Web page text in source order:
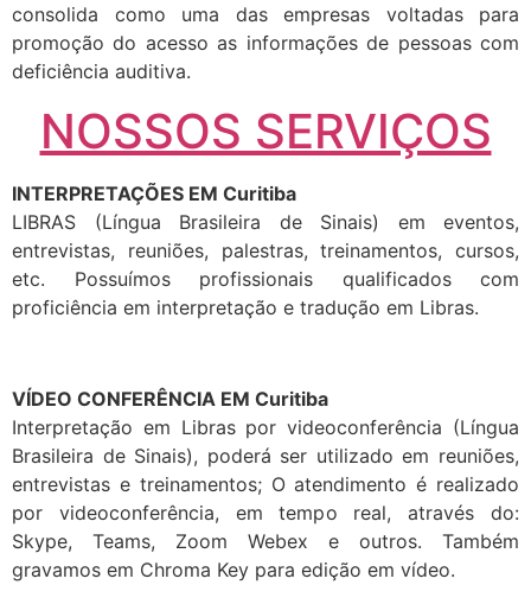
consolida como uma das empresas voltadas para
promoção do acesso as informações de pessoas com
deficiência auditiva.
NOSSOS SERVIÇOS
INTERPRETAÇÕES EM Curitiba
LIBRAS (Língua Brasileira de Sinais) em eventos,
entrevistas, reuniões, palestras, treinamentos, cursos,
etc. Possuímos profissionais qualificados com
proficiência em interpretação e tradução em Libras.
VÍDEO CONFERÊNCIA EM Curitiba
Interpretação em Libras por videoconferência (Língua
Brasileira de Sinais), poderá ser utilizado em reuniões,
entrevistas e treinamentos; O atendimento é realizado
por videoconferência, em tempo real, através do:
Skype, Teams, Zoom Webex e outros. Também
gravamos em Chroma Key para edição em vídeo.